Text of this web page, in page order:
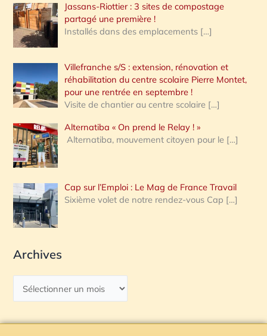
Jassans-Riottier : 3 sites de compostage
partagé une première !
Installés dans des emplacements […]
Villefranche s/S : extension, rénovation et
réhabilitation du centre scolaire Pierre Montet,
pour une rentrée en septembre !
Visite de chantier au centre scolaire […]
Alternatiba « On prend le Relay ! »
Alternatiba, mouvement citoyen pour le […]
Cap sur l’Emploi : Le Mag de France Travail
Sixième volet de notre rendez-vous Cap […]
Archives